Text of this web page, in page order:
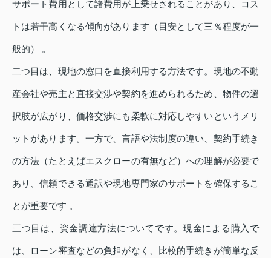
サポート費用として諸費用が上乗せされることがあり、コス
トは若干高くなる傾向があります（目安として三％程度が一
般的） 。
二つ目は、現地の窓口を直接利用する方法です。現地の不動
産会社や売主と直接交渉や契約を進められるため、物件の選
択肢が広がり、価格交渉にも柔軟に対応しやすいというメリ
ットがあります。一方で、言語や法制度の違い、契約手続き
の方法（たとえばエスクローの有無など）への理解が必要で
あり、信頼できる通訳や現地専門家のサポートを確保するこ
とが重要です 。
三つ目は、資金調達方法についてです。現金による購入で
は、ローン審査などの負担がなく、比較的手続きが簡単な反